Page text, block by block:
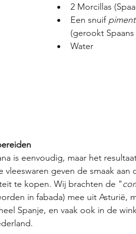
2 Morcillas
Een snuif
(gerookt
Water
is eenvoudig, maar het
geven de smaak aan
te kopen. Wij brachten de "
in fabada) mee uit Asturië,
Spanje, en vaak ook in de